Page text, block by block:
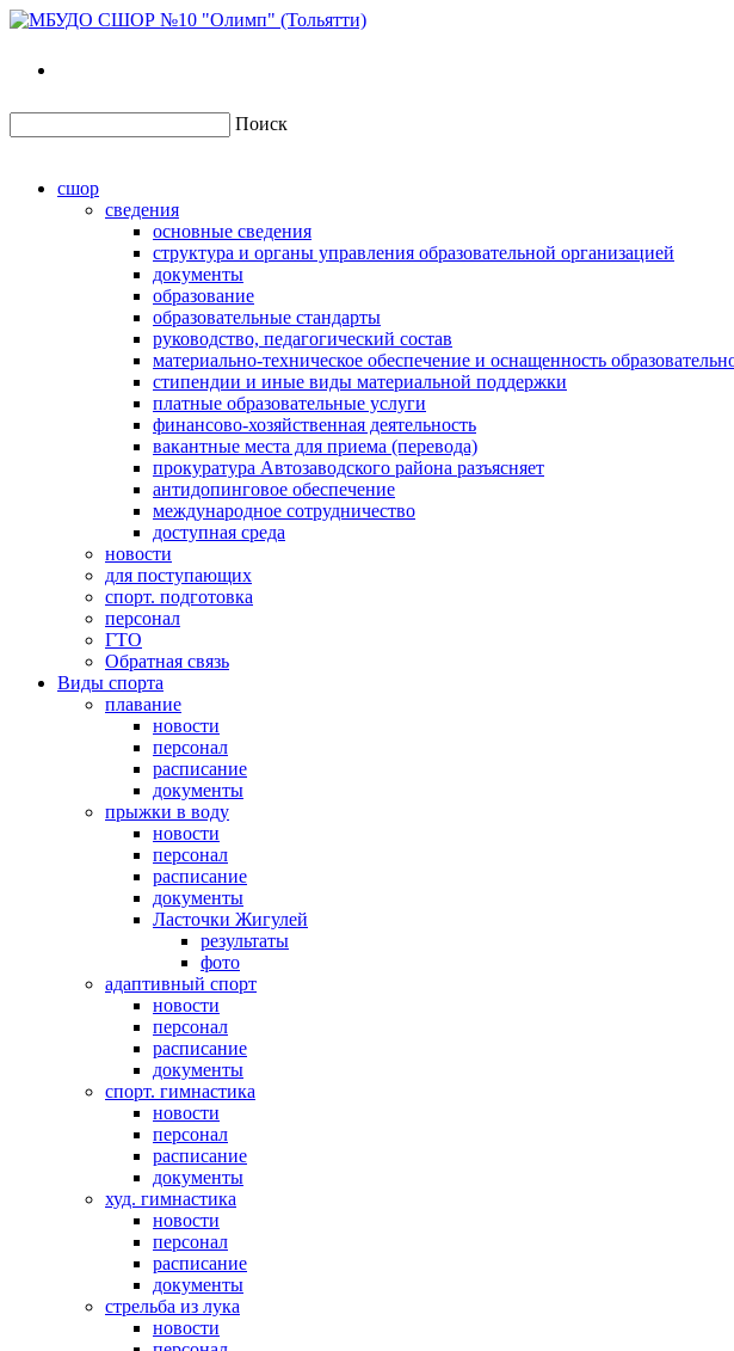
Поиск
сшор
сведения
основные сведения
структура и органы управления образовательной организацией
документы
образование
образовательные стандарты
руководство, педагогический состав
материально-техническое обеспечение и оснащенность
стипендии и иные виды материальной поддержки
платные образовательные услуги
финансово-хозяйственная деятельность
вакантные места для приема (перевода)
прокуратура Автозаводского района разъясняет
антидопинговое обеспечение
международное сотрудничество
доступная среда
новости
для поступающих
спорт. подготовка
персонал
ГТО
Обратная связь
Виды спорта
плавание
новости
персонал
расписание
документы
прыжки в воду
новости
персонал
расписание
документы
Ласточки Жигулей
результаты
фото
адаптивный спорт
новости
персонал
расписание
документы
спорт. гимнастика
новости
персонал
расписание
документы
худ. гимнастика
новости
персонал
расписание
документы
стрельба из лука
новости